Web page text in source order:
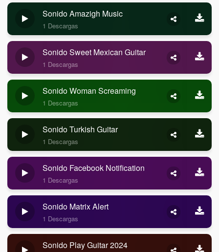
Sonido Amazigh Music
1 Descargas
Sonido Sweet Mexican Guitar
1 Descargas
Sonido Woman Screaming
1 Descargas
Sonido Turkish Guitar
1 Descargas
Sonido Facebook Notification
1 Descargas
Sonido Matrix Alert
1 Descargas
Sonido Play Guitar 2024